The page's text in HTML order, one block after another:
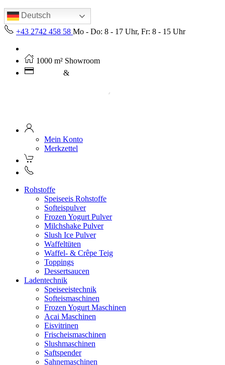
Deutsch
+43 2742 458 58 Mo - Do: 8 - 17 Uhr, Fr: 8 - 15 Uhr
1000 m² Showroom
&
Mein Konto
Merkzettel
Rohstoffe
Speiseeis Rohstoffe
Softeispulver
Frozen Yogurt Pulver
Milchshake Pulver
Slush Ice Pulver
Waffeltüten
Waffel- & Crêpe Teig
Toppings
Dessertsaucen
Ladentechnik
Speiseeistechnik
Softeismaschinen
Frozen Yogurt Maschinen
Acai Maschinen
Eisvitrinen
Frischeismaschinen
Slushmaschinen
Saftspender
Sahnemaschinen